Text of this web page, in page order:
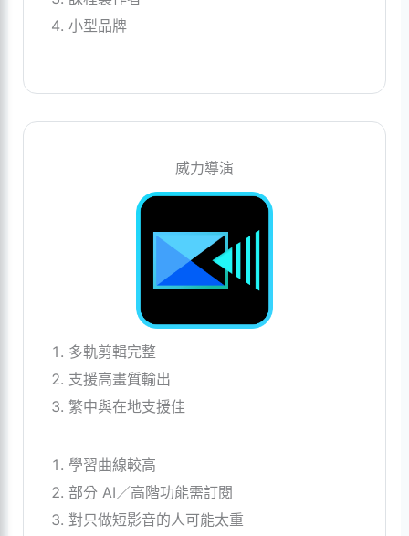
小型品牌
威力導演
多軌剪輯完整
支援高畫質輸出
繁中與在地支援佳
學習曲線較高
部分 AI／高階功能需訂閱
對只做短影音的人可能太重